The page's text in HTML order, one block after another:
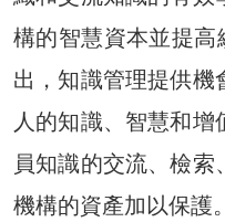
構的智慧資本並提
出，知識管理提供機
人的知識、智慧和
員知識的交流、檢
機構的資產加以保護。